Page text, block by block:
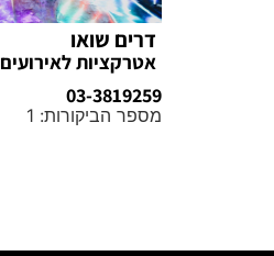
דרים שואו
אטרקציות לאירועים
03-3819259
מספר הביקורות: 1